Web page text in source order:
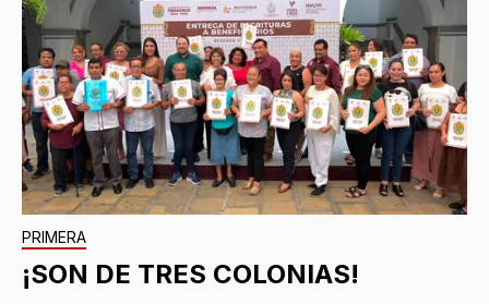
PRIMERA
¡SON DE TRES COLONIAS!